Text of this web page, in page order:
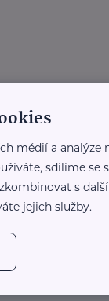
médií a analýze
sdílíme se
s
jejich služby.